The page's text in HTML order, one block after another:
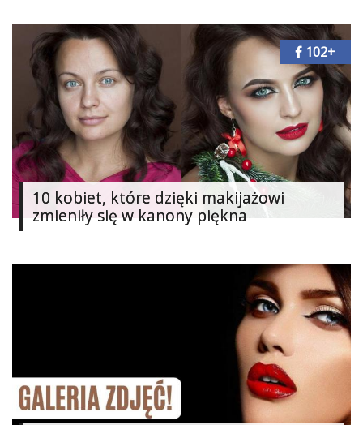
Moda
Zakupy
Kultura
Porady
ekspertów
Strefa
Blogerek
Dodaj
Dodaj
Najlepsze
10 kobiet, które dzięki makijażowi
zmieniły się w kanony piękna
102+